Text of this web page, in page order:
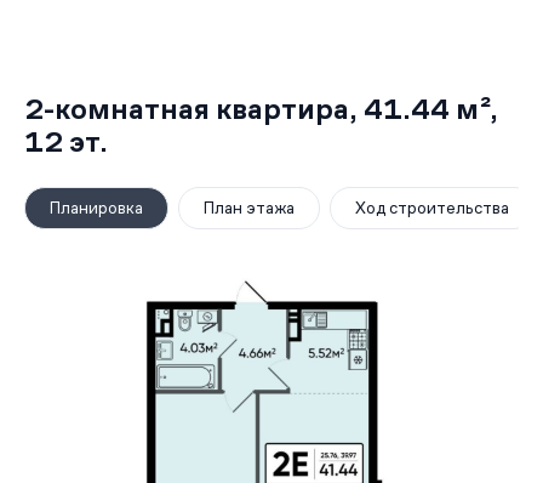
2-комнатная квартира, 41.44 м²,
12 эт.
Планировка План этажа Ход строительства